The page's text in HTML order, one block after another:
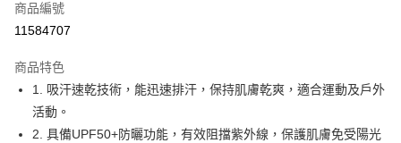
Apple Pay
悠遊付
大哥付你分期
相關說明
商品編號
11584707
商品特色
1. 吸汗速乾技術，能迅速排汗，保持肌膚乾爽，適合運動及戶外
活動。
2. 具備UPF50+防曬功能，有效阻擋紫外線，保護肌膚免受陽光